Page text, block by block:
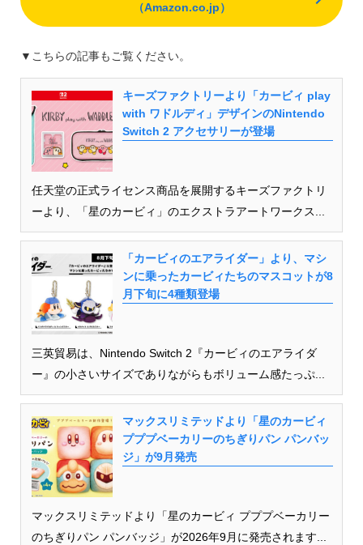
（Amazon.co.jp）
▼こちらの記事もご覧ください。
キーズファクトリーより「カービィ play
with ワドルディ」デザインのNintendo
Switch 2 アクセサリーが登場
任天堂の正式ライセンス商品を展開するキーズファクトリ
ーより、「星のカービィ」のエクストラアートワークス...
「カービィのエアライダー」より、マシ
ンに乗ったカービィたちのマスコットが8
月下旬に4種類登場
三英貿易は、Nintendo Switch 2『カービィのエアライダ
ー』の小さいサイズでありながらもボリューム感たっぷ...
マックスリミテッドより「星のカービィ
プププベーカリーのちぎりパン パンバッ
ジ」が9月発売
マックスリミテッドより「星のカービィ プププベーカリー
のちぎりパン パンバッジ」が2026年9月に発売されます...